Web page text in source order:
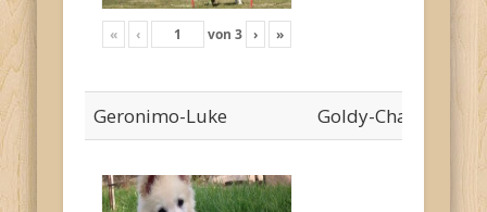
« ‹ von3 › »
Geronimo-Luke Goldy-Cha`risa